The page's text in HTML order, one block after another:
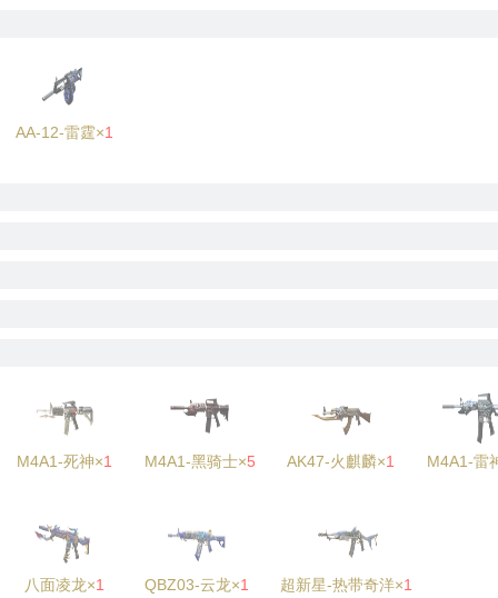
AA-12-雷霆×1
M4A1-死神×1 M4A1-黑骑士×5 AK47-火麒麟×1 M4A1-雷
八面凌龙×1 QBZ03-云龙×1 超新星-热带奇洋×1